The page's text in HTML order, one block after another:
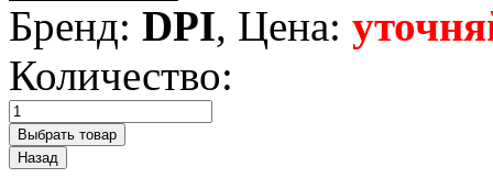
Бренд: DPI, Цена:
Количество: